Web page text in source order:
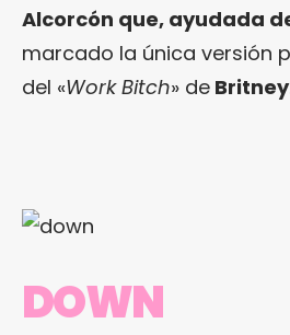
Alcorcón que, ayudada
marcado la única versión
del «Work Bitch» de Britney
DOWN